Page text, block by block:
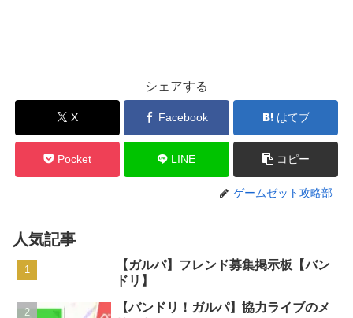
シェアする
X Facebook はてブ
Pocket LINE コピー
ゲームゼット攻略部
人気記事
【ガルパ】フレンド募集掲示板【バン
ドリ】
【バンドリ！ガルパ】協力ライブのメ